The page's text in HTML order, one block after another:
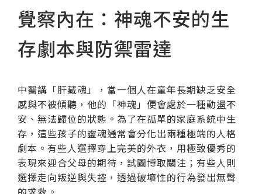
覺察內在：神魂不安的生
存劇本與防禦雷達
中醫講「肝藏魂」，當一個人在童年長期缺乏安全
感與不被傾聽，他的「神魂」便會處於一種動盪不
安、無法歸位的狀態。為了在孤單的家庭系統中生
存，這些孩子的靈魂通常會分化出兩種極端的人格
劇本。有些人選擇穿上完美的外衣，用極致優秀的
表現來迎合父母的期待，試圖博取關注；有些人則
選擇走向叛逆與失控，透過破壞性的行為發出無聲